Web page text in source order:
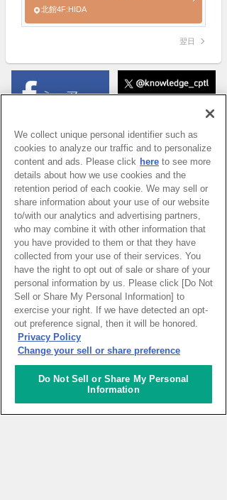
北館4F:HIDA
翌日
PAGE TOP
> イベントカレンダー
We collect unique personal identifier such as
cookies to analyze our traffic and to personalize
content and ads. Please click here to see more
details about how we use cookies and the
retention period of each cookie. We may sell or
share information about your use of our website
to/with our analytics and advertising partners,
who may combine it with other information that
you have provided to them or that they have
collected from your use of their services. You
have the right to opt out of sale or share of your
personal information by us. Please click [Do Not
Sell or Share My Personal Information] to
exercise your right. If we have detected an opt-
out preference signal, then it will be honored.
Privacy Policy
Change your sell or share preference
Do Not Sell or Share My Personal
Information